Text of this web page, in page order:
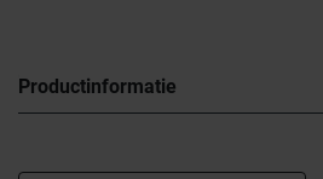
Productinformatie